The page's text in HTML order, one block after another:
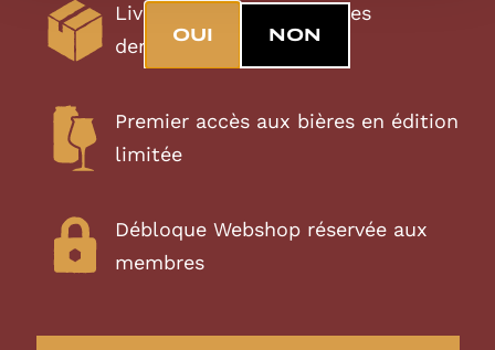
OUI NON
Livraison automatique des
dernières nouveautés
Premier accès aux bières en édition
limitée
Débloque Webshop réservée aux
membres